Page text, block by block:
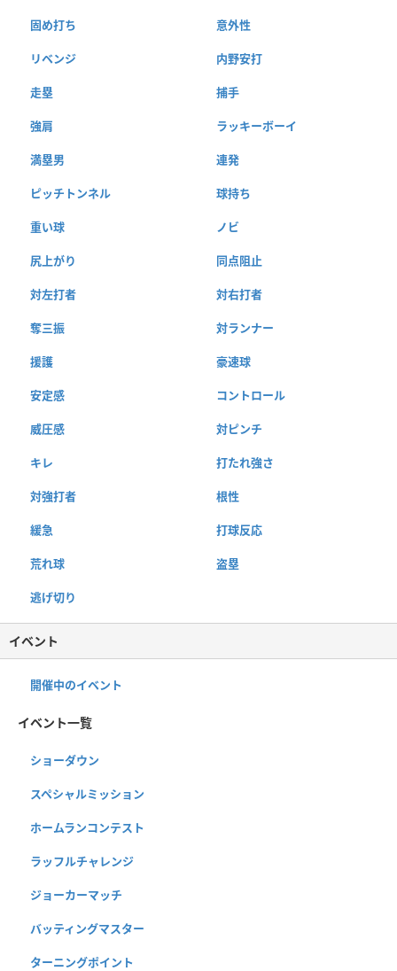
固め打ち 意外性
リベンジ 内野安打
走塁 捕手
強肩 ラッキーボーイ
満塁男 連発
ピッチトンネル 球持ち
重い球 ノビ
尻上がり 同点阻止
対左打者 対右打者
奪三振 対ランナー
援護 豪速球
安定感 コントロール
威圧感 対ピンチ
キレ 打たれ強さ
対強打者 根性
緩急 打球反応
荒れ球 盗塁
逃げ切り
イベント
開催中のイベント
イベント一覧
ショーダウン
スペシャルミッション
ホームランコンテスト
ラッフルチャレンジ
ジョーカーマッチ
バッティングマスター
ターニングポイント